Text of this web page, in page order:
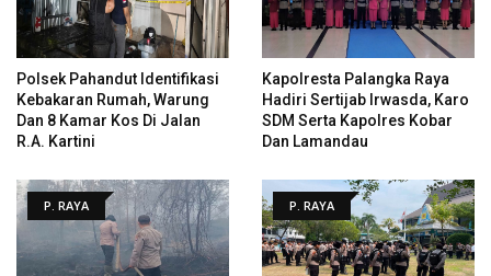
Polsek Pahandut Identifikasi
Kebakaran Rumah, Warung
Dan 8 Kamar Kos Di Jalan
R.A. Kartini
Kapolresta Palangka Raya
Hadiri Sertijab Irwasda, Karo
SDM Serta Kapolres Kobar
Dan Lamandau
P. RAYA P. RAYA